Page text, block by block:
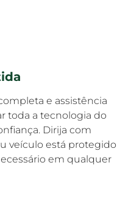
e assistência
toda a tecnologia do
Dirija com
veículo está protegido
em qualquer